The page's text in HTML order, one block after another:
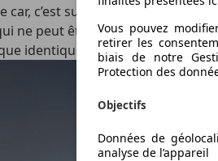
car, c’est subjectif certes,
ne peut être qualifié
identique en termes de
Vous pouvez
retirer les
biais de notre
Protection des
Objectifs
Données de
analyse de l’appareil